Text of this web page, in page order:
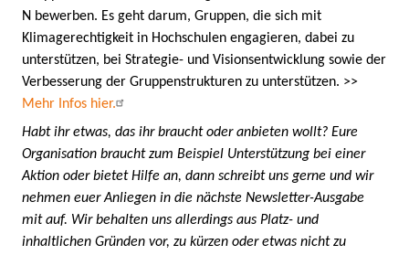
N bewerben. Es geht darum, Gruppen, die sich mit
Klimagerechtigkeit in Hochschulen engagieren, dabei zu
unterstützen, bei Strategie- und Visionsentwicklung sowie der
Verbesserung der Gruppenstrukturen zu unterstützen. >>
Mehr Infos hier.
Habt ihr etwas, das ihr braucht oder anbieten wollt? Eure
Organisation braucht zum Beispiel Unterstützung bei einer
Aktion oder bietet Hilfe an, dann schreibt uns gerne und wir
nehmen euer Anliegen in die nächste Newsletter-Ausgabe
mit auf. Wir behalten uns allerdings aus Platz- und
inhaltlichen Gründen vor, zu kürzen oder etwas nicht zu